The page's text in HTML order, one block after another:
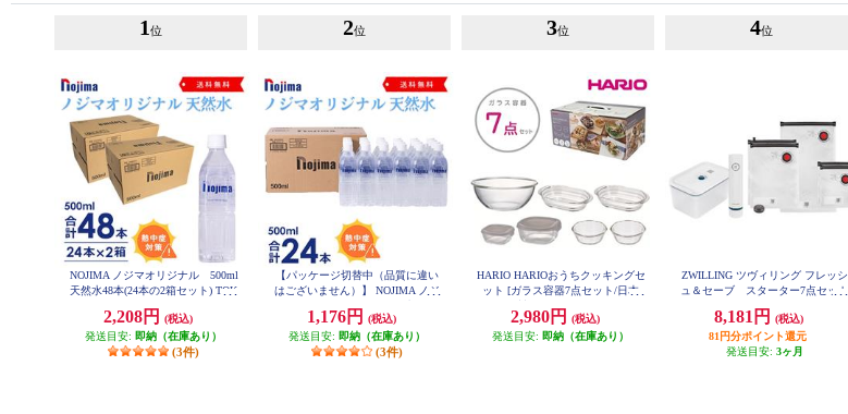
1 位
NOJIMA ノジマオリジナル 500ml
天然水48本(24本の2箱セット) TOK
2,208円
(税込)
発送目安: 即納（在庫あり）
(3件)
2位
【パッケージ切替中（品質に違い
はございません）】 NOJIMA ノジ
セット ESNW500
1,176円
(税込)
発送目安: 即納（在庫あり）
(3件)
3位
HARIO HARIOおうちクッキングセ
ット [ガラス容器7点セット/日本
2,980円
(税込)
発送目安: 即納（在庫あり）
4位
ZWILLING ツヴィリング フレッシ
ュ＆セーブ スターター7点セット
8,181円
(税込)
81円分ポイント還元
発送目安: 3ヶ月